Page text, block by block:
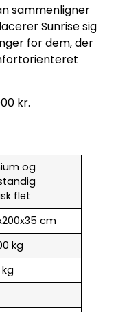
sammenligner
Sunrise sig
for dem, der
kr.
og
flet
cm
kg
kg